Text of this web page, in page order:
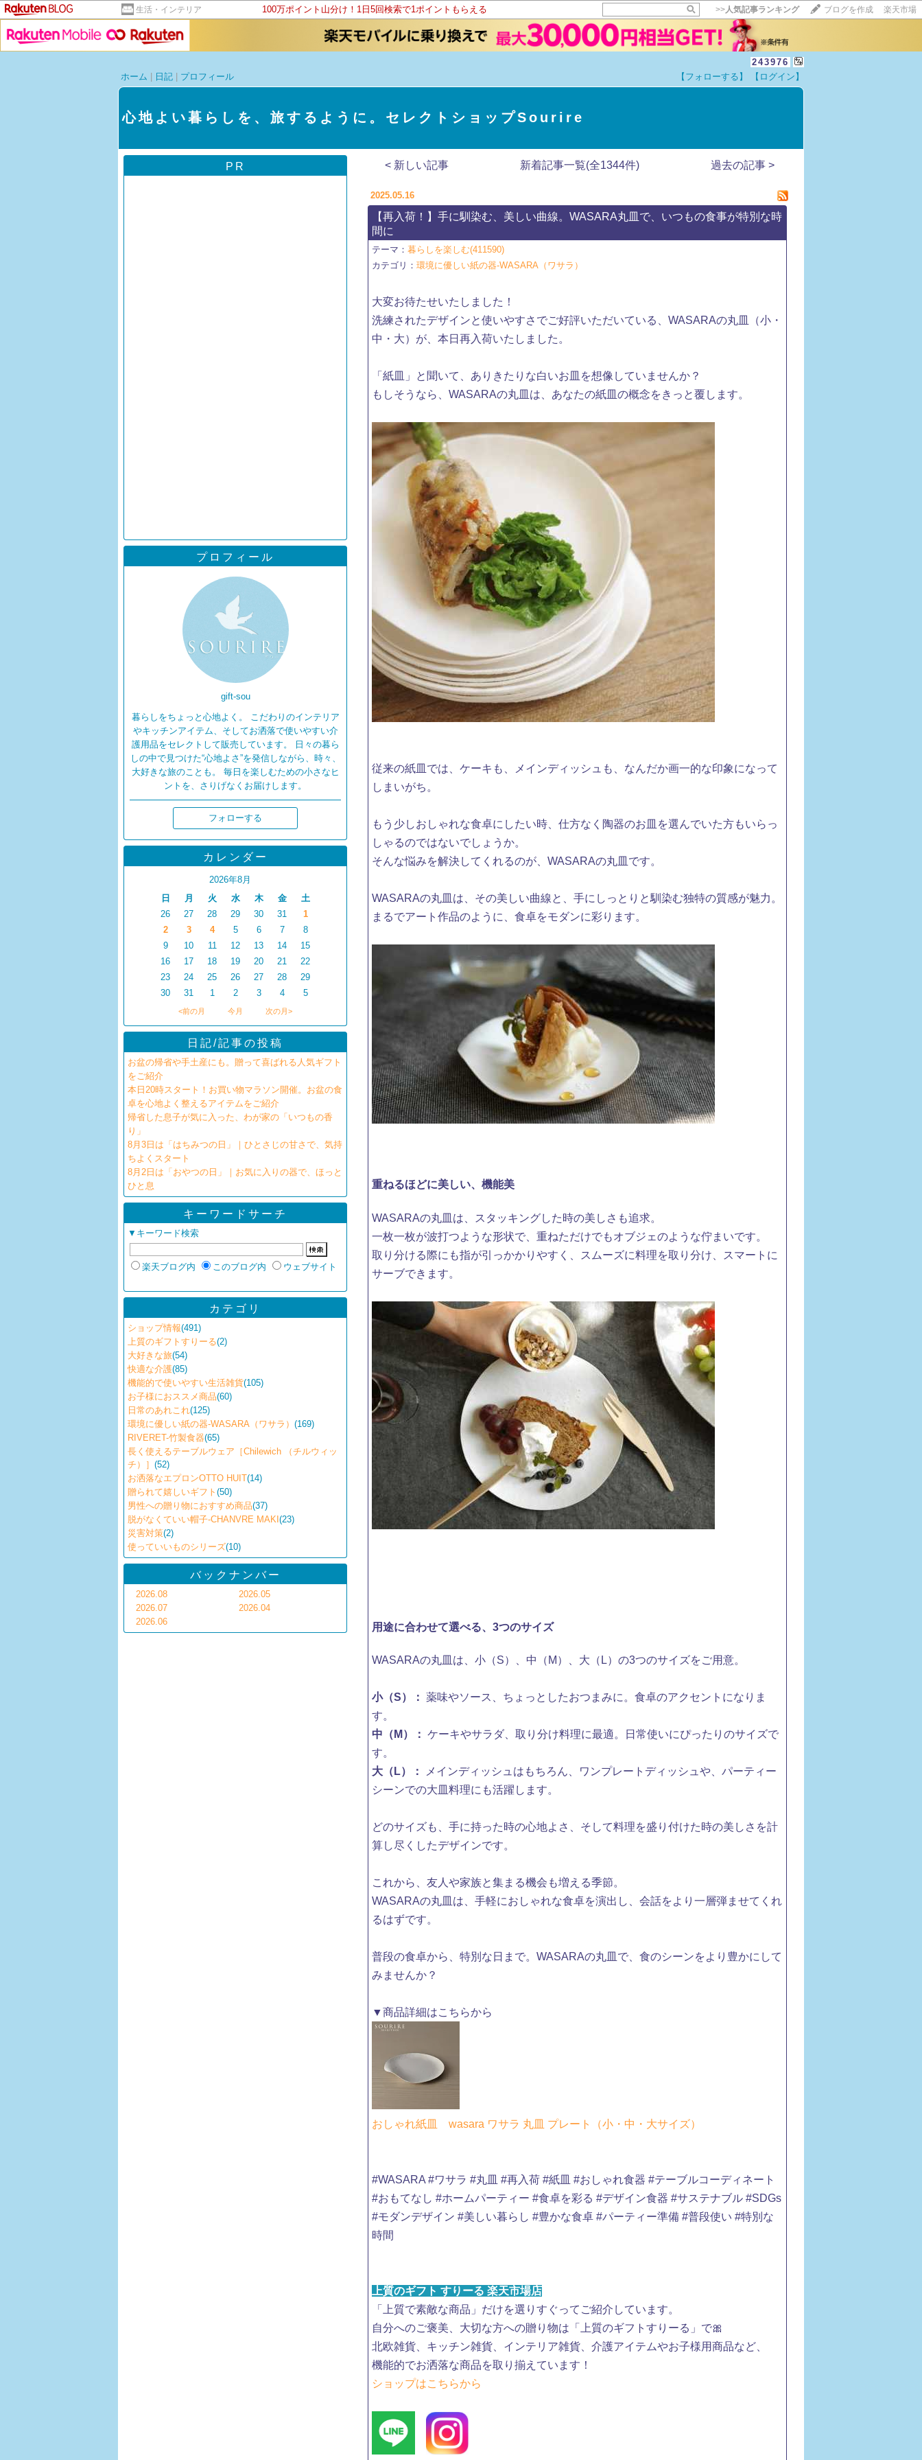
生活・インテリア 100万ポイント山分け！1日5回検索で1ポイントもらえる >>人気記事ランキング ブログを作成 楽天市場
243976
ホーム
日記 プロフィール 【フォローする】 【ログイン】
心地よい暮らしを、旅するように。セレクトショップSourire
PR
プロフィール
gift-sou
暮らしをちょっと心地よく。 こだわりのインテリア
やキッチンアイテム、そしてお洒落で使いやすい介
護用品をセレクトして販売しています。 日々の暮ら
しの中で見つけた“心地よさ”を発信しながら、時々、
大好きな旅のことも。 毎日を楽しむための小さなヒ
ントを、さりげなくお届けします。
フォローする
カレンダー
2026年8月
日
月 火 水 木 金
土
26
27 28 29 30 31
1
2
3 4 5 6 7
8
9
10 11 12 13 14
15
16
17 18 19 20 21
22
23
24 25 26 27 28
29
30
31 1 2 3 4 5
<前の月 今月 次の月>
日記/記事の投稿
お盆の帰省や手土産にも。贈って喜ばれる人気ギフト
をご紹介
本日20時スタート！お買い物マラソン開催。お盆の食
卓を心地よく整えるアイテムをご紹介
帰省した息子が気に入った、わが家の「いつもの香
り」
8月3日は「はちみつの日」｜ひとさじの甘さで、気持
ちよくスタート
8月2日は「おやつの日」｜お気に入りの器で、ほっと
ひと息
キーワードサーチ
▼キーワード検索
楽天ブログ内 このブログ内 ウェブサイト
カテゴリ
ショップ情報(491)
上質のギフトすりーる(2)
大好きな旅(54)
快適な介護(85)
機能的で使いやすい生活雑貨(105)
お子様におススメ商品(60)
日常のあれこれ(125)
環境に優しい紙の器-WASARA（ワサラ） (169)
RIVERET-竹製食器(65)
長く使えるテーブルウェア［Chilewich （チルウィッ
チ）］ (52)
お洒落なエプロンOTTO HUIT(14)
贈られて嬉しいギフト (50)
男性への贈り物におすすめ商品(37)
脱がなくていい帽子-CHANVRE MAKI (23)
災害対策(2)
使っていいものシリーズ(10)
バックナンバー
2026.08
2026.07
2026.06
2026.05
2026.04
< 新しい記事 新着記事一覧(全1344件) 過去の記事 >
2025.05.16
【再入荷！】手に馴染む、美しい曲線。WASARA丸皿で、いつもの食事が特別な時
間に
テーマ：暮らしを楽しむ(411590)
カテゴリ：環境に優しい紙の器-WASARA（ワサラ）
大変お待たせいたしました！
洗練されたデザインと使いやすさでご好評いただいている、WASARAの丸皿（小・
中・大）が、本日再入荷いたしました。
「紙皿」と聞いて、ありきたりな白いお皿を想像していませんか？
もしそうなら、WASARAの丸皿は、あなたの紙皿の概念をきっと覆します。
従来の紙皿では、ケーキも、メインディッシュも、なんだか画一的な印象になって
しまいがち。
もう少しおしゃれな食卓にしたい時、仕方なく陶器のお皿を選んでいた方もいらっ
しゃるのではないでしょうか。
そんな悩みを解決してくれるのが、WASARAの丸皿です。
WASARAの丸皿は、その美しい曲線と、手にしっとりと馴染む独特の質感が魅力。
まるでアート作品のように、食卓をモダンに彩ります。
重ねるほどに美しい、機能美
​WASARAの丸皿は、スタッキングした時の美しさも追求。
一枚一枚が波打つような形状で、重ねただけでもオブジェのような佇まいです。
取り分ける際にも指が引っかかりやすく、スムーズに料理を取り分け、スマートに
サーブできます。
用途に合わせて選べる、3つのサイズ
​WASARAの丸皿は、小（S）、中（M）、大（L）の3つのサイズをご用意。
小（S）： 薬味やソース、ちょっとしたおつまみに。食卓のアクセントになりま
す。
中（M）： ケーキやサラダ、取り分け料理に最適。日常使いにぴったりのサイズで
す。
大（L）：
メインディッシュはもちろん、ワンプレートディッシュや、パーティー
シーンでの大皿料理にも活躍します。
どのサイズも、手に持った時の心地よさ、そして料理を盛り付けた時の美しさを計
算し尽くしたデザインです。
これから、友人や家族と集まる機会も増える季節。
WASARAの丸皿は、手軽におしゃれな食卓を演出し、会話をより一層弾ませてくれ
るはずです。
普段の食卓から、特別な日まで。WASARAの丸皿で、食のシーンをより豊かにして
みませんか？
▼商品詳細はこちらから
おしゃれ紙皿 wasara ワサラ 丸皿 プレート（小・中・大サイズ）
#WASARA #ワサラ #丸皿 #再入荷 #紙皿 #おしゃれ食器 #テーブルコーディネート
#おもてなし #ホームパーティー #食卓を彩る #デザイン食器 #サステナブル #SDGs
#モダンデザイン #美しい暮らし #豊かな食卓 #パーティー準備 #普段使い #特別な
時間
​上質のギフト すりーる ​楽天市場店​
「上質で素敵な商品」だけを選りすぐってご紹介しています。
自分へのご褒美、大切な方への贈り物は「上質のギフトすりーる」で🎀
北欧雑貨、キッチン雑貨、インテリア雑貨、介護アイテムやお子様用商品など、
機能的でお洒落な商品を取り揃えています！ ​
ショップはこちらから
​ ​